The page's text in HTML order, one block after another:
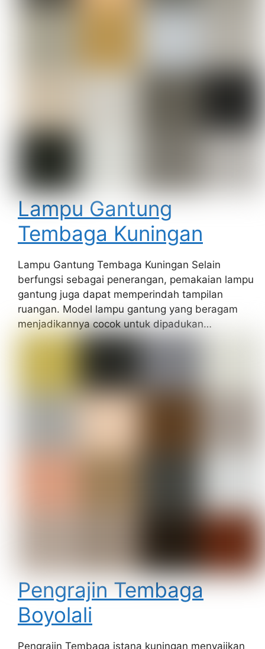
Lampu Gantung
Tembaga Kuningan
Lampu Gantung Tembaga Kuningan Selain
berfungsi sebagai penerangan, pemakaian lampu
gantung juga dapat memperindah tampilan
ruangan. Model lampu gantung yang beragam
menjadikannya cocok untuk dipadukan…
Pengrajin Tembaga
Boyolali
Pengrajin Tembaga istana kuningan menyajikan